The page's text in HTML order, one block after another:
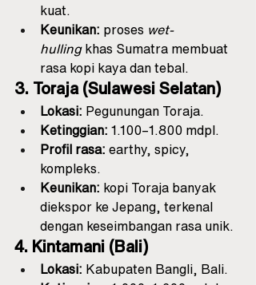
kuat.
Keunikan: proses wet-
hulling khas Sumatra membuat
rasa kopi kaya dan tebal.
3. Toraja (Sulawesi Selatan)
Lokasi: Pegunungan Toraja.
Ketinggian: 1.100–1.800 mdpl.
Profil rasa: earthy, spicy,
kompleks.
Keunikan: kopi Toraja banyak
diekspor ke Jepang, terkenal
dengan keseimbangan rasa unik.
4. Kintamani (Bali)
Lokasi: Kabupaten Bangli, Bali.